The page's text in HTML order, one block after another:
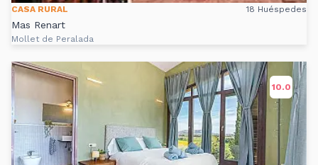
CASA RURAL 18 Huéspedes
Mas Renart
Mollet de Peralada
10.0